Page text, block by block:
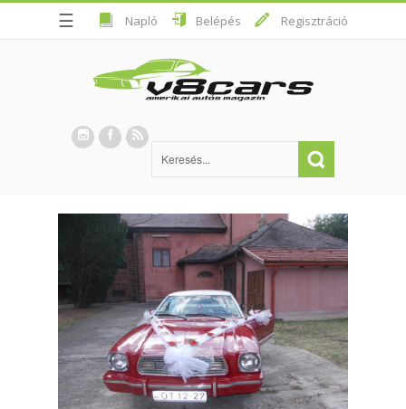
☰ Napló Belépés Regisztráció